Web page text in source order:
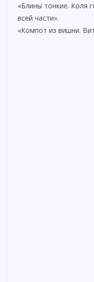
«Блины тонкие. Коля
всей части».
«Компот из вишни.